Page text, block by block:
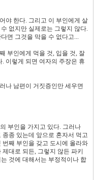
야 한다. 그리고 이 부인에게 살
없지만 실제로는 그렇지 않다.
면 그것을 막을 수 없다고...
부인에게 먹을 것, 입을 것, 잘
이렇게 되면 여자의 주장은 휴
나 남편이 거짓증인만 세우면
부인을 가지고 있다. 그러나
종 있는데 앞으로 혼자서 먹고
째 부인을 갖고 도시에 올라와
대로 되든, 그렇지 않든 파키
것에 대해서는 부정적이나 합